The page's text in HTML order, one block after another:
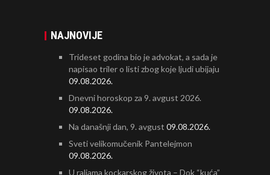
NAJNOVIJE
Trideset godina bio je advokat, a sada je
napisao triler o listi zbog koje ljudi ubijaju
09.08.2026.
Dnevni horoskop za 9. avgust 2026.
09.08.2026.
Na današnji dan, 9. avgust 09.08.2026.
Sveti velikomučenik Pantelejmon
09.08.2026.
U raljama kockarskog života – Dok “kuća”